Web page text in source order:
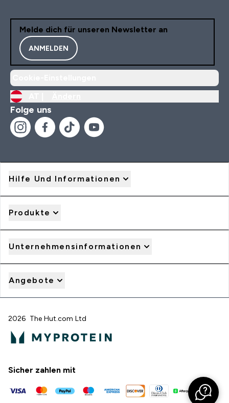
Melde dich für unseren Newsletter an
ANMELDEN
Folge uns
Hilfe Und Informationen
Produkte
Unternehmensinformationen
Angebote
2026 The Hut.com Ltd
Sicher zahlen mit